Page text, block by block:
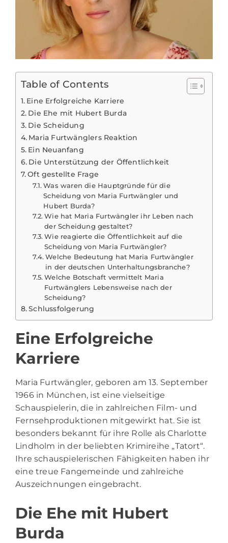
Table of Contents
Eine Erfolgreiche Karriere
Die Ehe mit Hubert Burda
Die Scheidung
Maria Furtwänglers Reaktion
Ein Neuanfang
Die Unterstützung der Öffentlichkeit
Oft gestellte Frage
Was waren die Hauptgründe für die
Scheidung von Maria Furtwängler und
Hubert Burda?
Wie hat Maria Furtwängler ihr Leben nach
der Scheidung gestaltet?
Wie reagierte die Öffentlichkeit auf die
Scheidung von Maria Furtwängler?
Welche Bedeutung hat Maria Furtwängler
in der deutschen Unterhaltungsbranche?
Welche Botschaft vermittelt Maria
Furtwänglers Lebensweise nach der
Scheidung?
Schlussfolgerung
Eine Erfolgreiche
Karriere
Maria Furtwängler, geboren am 13. September
1966 in München, ist eine vielseitige
Schauspielerin, die in zahlreichen Film- und
Fernsehproduktionen mitgewirkt hat. Sie ist
besonders bekannt für ihre Rolle als Charlotte
Lindholm in der beliebten Krimireihe „Tatort“.
Ihre schauspielerischen Fähigkeiten haben ihr
eine treue Fangemeinde und zahlreiche
Auszeichnungen eingebracht.
Die Ehe mit Hubert
Burda